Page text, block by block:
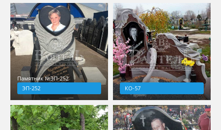
Памятник №ЭП-252
ЭП-252
КО-57